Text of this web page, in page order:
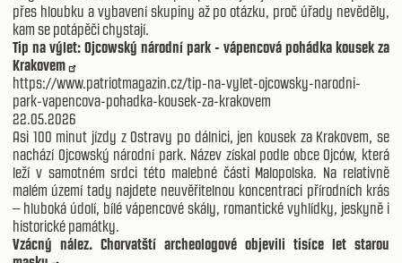
přes hloubku a vybavení skupiny až po otázku, proč úřady nevěděly,
kam se potápěči chystají.
Tip na výlet: Ojcowský národní park - vápencová pohádka kousek za
Krakovem
https://www.patriotmagazin.cz/tip-na-vylet-ojcowsky-narodni-
park-vapencova-pohadka-kousek-za-krakovem
22.05.2026
Asi 100 minut jízdy z Ostravy po dálnici, jen kousek za Krakovem, se
nachází Ojcowský národní park. Název získal podle obce Ojców, která
leží v samotném srdci této malebné části Malopolska. Na relativně
malém území tady najdete neuvěřitelnou koncentraci přírodních krás
– hluboká údolí, bílé vápencové skály, romantické vyhlídky, jeskyně i
historické památky.
Vzácný nález. Chorvatští archeologové objevili tisíce let starou